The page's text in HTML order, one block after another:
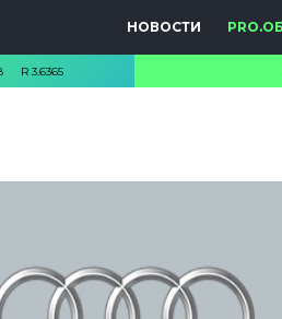
НОВОСТИ
R3.6365